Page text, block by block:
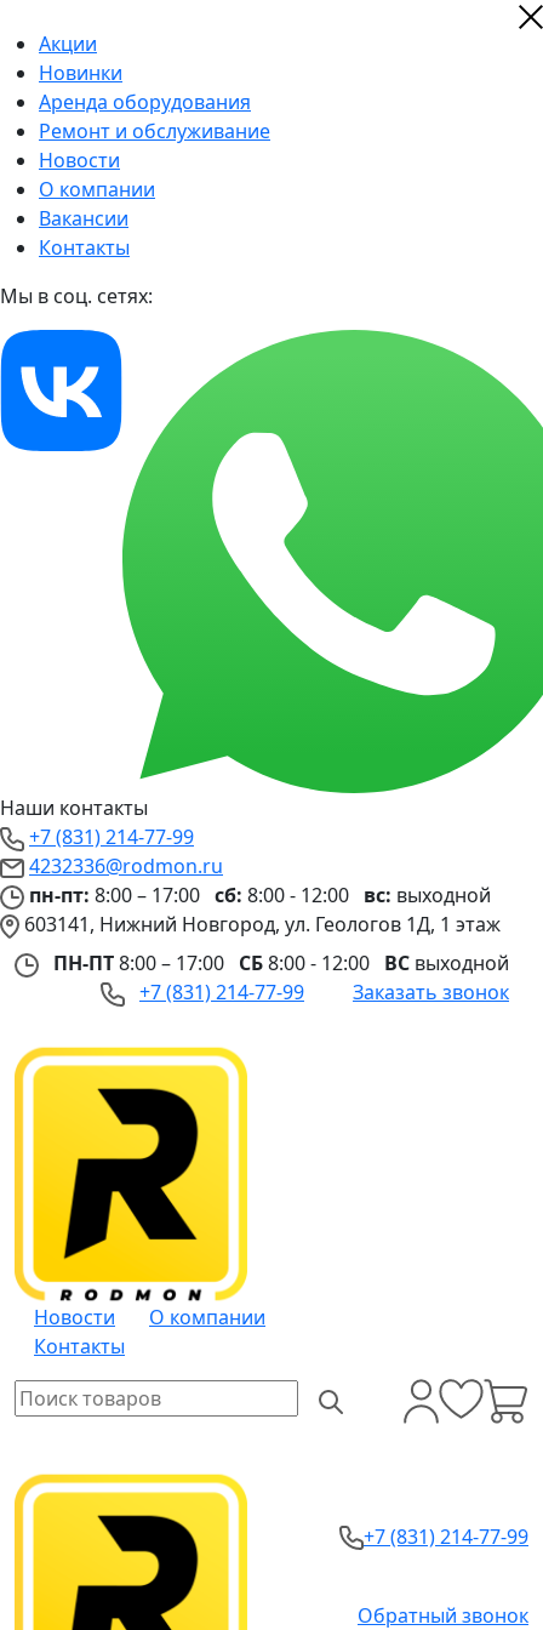
Акции
Новинки
Аренда оборудования
Ремонт и обслуживание
Новости
О компании
Вакансии
Контакты
Мы в соц. сетях:
Наши контакты
+7 (831) 214-77-99
4232336@rodmon.ru
пн-пт: 8:00 – 17:00 сб: 8:00 - 12:00 вс: выходной
603141, Нижний Новгород, ул. Геологов 1Д, 1 этаж
ПН-ПТ8:00 – 17:00 СБ8:00 - 12:00 ВС выходной
+7 (831) 214-77-99
Заказать звонок
Новости
О компании
Контакты
+7 (831) 214-77-99
Обратный звонок